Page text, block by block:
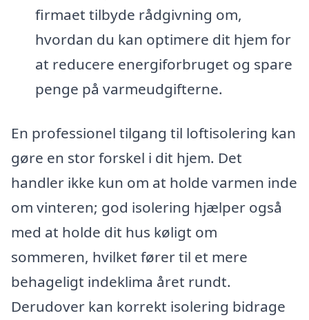
firmaet tilbyde rådgivning om,
hvordan du kan optimere dit hjem for
at reducere energiforbruget og spare
penge på varmeudgifterne.
En professionel tilgang til loftisolering kan
gøre en stor forskel i dit hjem. Det
handler ikke kun om at holde varmen inde
om vinteren; god isolering hjælper også
med at holde dit hus køligt om
sommeren, hvilket fører til et mere
behageligt indeklima året rundt.
Derudover kan korrekt isolering bidrage